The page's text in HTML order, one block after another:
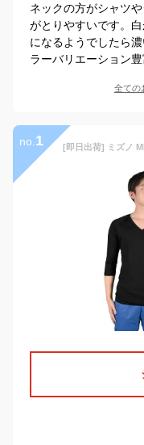
ネックの方がシャツ
がとりやすいです。
になるようでしたら
ラーバリエーション豊
全ての
no. 1